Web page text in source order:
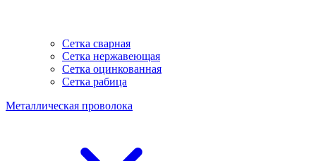
Сетка сварная
Сетка нержавеющая
Сетка оцинкованная
Сетка рабица
Металлическая проволока